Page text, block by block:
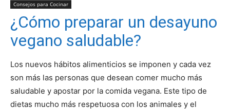
Cocina
Consejos para Cocinar
¿Cómo preparar un desayuno
vegano saludable?
Los nuevos hábitos alimenticios se imponen y cada vez
son más las personas que desean comer mucho más
saludable y apostar por la comida vegana. Este tipo de
dietas mucho más respetuosa con los animales y el